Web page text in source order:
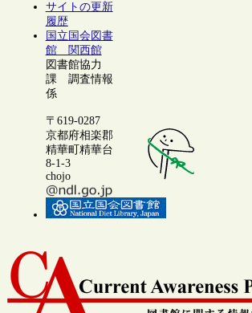
サイトの更新
履歴
国立国会図書
館 関西館
図書館協力
課 調査情報
係
〒619-0287
京都府相楽郡
精華町精華台
8-1-3
chojo